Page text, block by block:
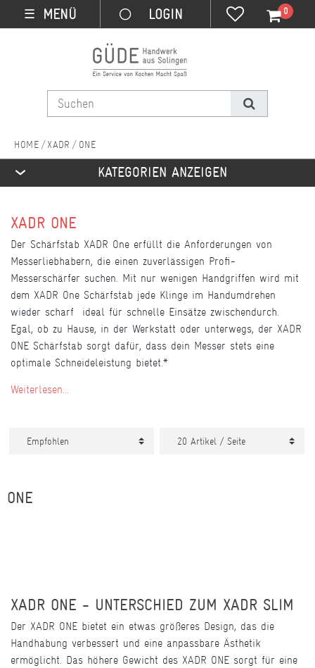
☰ MENÜ 0
XADR ONE
KATEGORIEN ANZEIGEN
XADR ONE
Der Schärfstab XADR One erfüllt die Anforderungen von
Messerliebhabern, die einen zuverlässigen Profi-
Messerschärfer suchen. Mit nur wenigen Handgriffen wird mit
dem XADR One Schärfstab jede Klinge im Handumdrehen
wieder scharf  ideal für schnelle Einsätze zwischendurch.
Egal, ob zu Hause, in der Werkstatt oder unterwegs, der XADR
ONE Schärfstab sorgt dafür, dass dein Messer stets eine
optimale Schneideleistung bietet.*
Weiterlesen...
ONE
XADR ONE - UNTERSCHIED ZUM XADR SLIM
Der XADR ONE bietet ein etwas größeres Design, das die
Handhabung verbessert und eine anpassbare Ästhetik
ermöglicht. Das höhere Gewicht des XADR ONE sorgt für eine